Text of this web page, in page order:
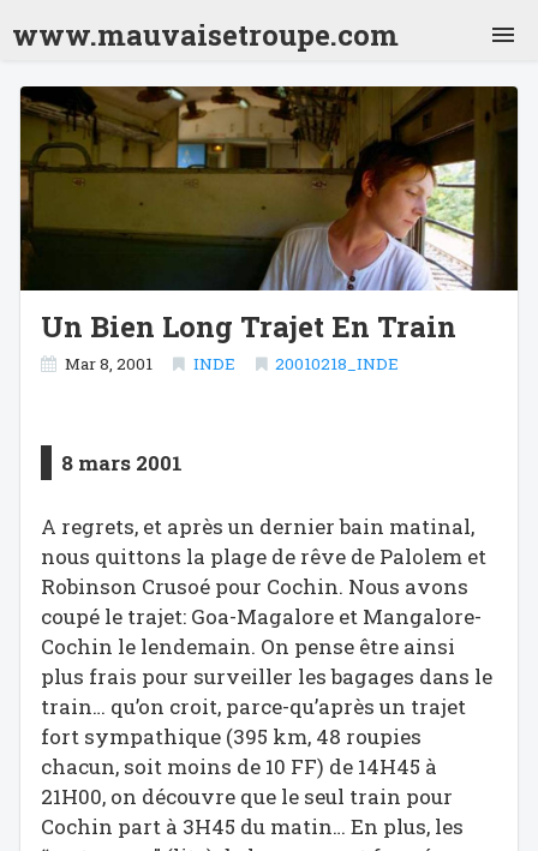
www.mauvaisetroupe.com
Inde 2001 (2)
Thailande 2001
Laos 2001
Vietnam 2001
Cambodge 2001
Thailande 2001 (2)
Japon 2001
Argentine 2001
Bolivie 2001
Bresil 2001
Mexique 2001
Crête 2009
Turquie 2010
Sénégal 2012
Un Bien Long Trajet En Train
Mar 8, 2001 INDE 20010218_INDE
8 mars 2001
A regrets, et après un dernier bain matinal,
nous quittons la plage de rêve de Palolem et
Robinson Crusoé pour Cochin. Nous avons
coupé le trajet: Goa-Magalore et Mangalore-
Cochin le lendemain. On pense être ainsi
plus frais pour surveiller les bagages dans le
train… qu’on croit, parce-qu’après un trajet
fort sympathique (395 km, 48 roupies
chacun, soit moins de 10 FF) de 14H45 à
21H00, on découvre que le seul train pour
Cochin part à 3H45 du matin… En plus, les